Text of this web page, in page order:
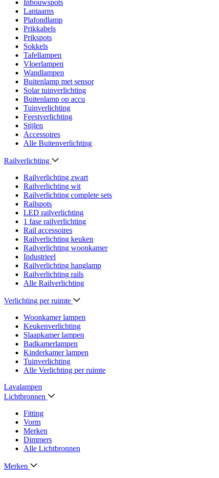
Inbouwspots
Lantaarns
Plafondlamp
Prikkabels
Prikspots
Sokkels
Tafellampen
Vloerlampen
Wandlampen
Buitenlamp met sensor
Solar tuinverlichting
Buitenlamp op accu
Tuinverlichting
Feestverlichting
Stijlen
Accessoires
Alle Buitenverlichting
Railverlichting
Railverlichting zwart
Railverlichting wit
Railverlichting complete sets
Railspots
LED railverlichting
1 fase railverlichting
Rail accessoires
Railverlichting keuken
Railverlichting woonkamer
Industrieel
Railverlichting hanglamp
Railverlichting rails
Alle Railverlichting
Verlichting per ruimte
Woonkamer lampen
Keukenverlichting
Slaapkamer lampen
Badkamerlampen
Kinderkamer lampen
Tuinverlichting
Alle Verlichting per ruimte
Lavalampen
Lichtbronnen
Fitting
Vorm
Merken
Dimmers
Alle Lichtbronnen
Merken